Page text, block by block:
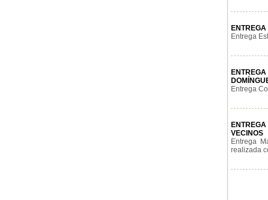
Entrega
Entrega
VECINOS
Entrega
realizada